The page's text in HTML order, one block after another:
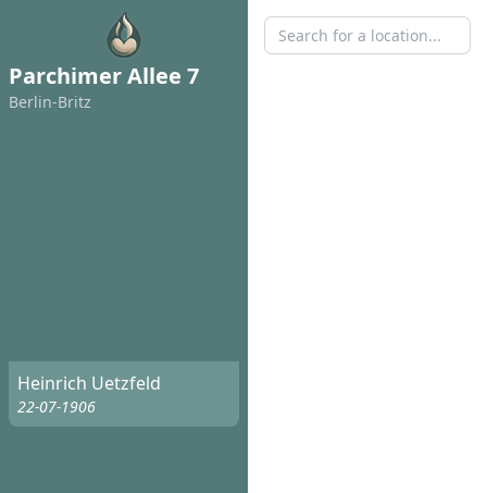
Parchimer Allee 7
Berlin-Britz
Heinrich Uetzfeld
22-07-1906